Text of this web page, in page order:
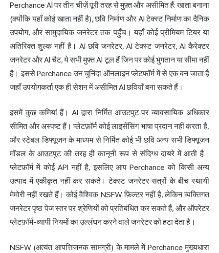
Perchance AI पर तीन चीज़ें पूरी तरह से मुफ़्त और असीमित हैं: खाता बनाना
(क्योंकि यहाँ कोई खाता नहीं है), छवि निर्माण और AI टेक्स्ट निर्माण का दैनिक
उपयोग, और सामुदायिक जनरेटर तक पहुँच। यहाँ कोई प्रीमियम टियर या
अतिरिक्त शुल्क नहीं है। AI छवि जनरेटर, AI टेक्स्ट जनरेटर, AI कैरेक्टर
जनरेटर और AI चैट, ये सभी मुफ़्त AI टूल हैं जिन पर कोई भुगतान या सीमा नहीं
है। इससे Perchance उन चुनिंदा ऑनलाइन प्लेटफॉर्म में से एक बन जाता है
जहाँ उपयोगकर्ता एक ही सेशन में असीमित AI छवियाँ बना सकते हैं।
इसमें कुछ कमियां हैं। AI द्वारा निर्मित आउटपुट पर व्यावसायिक अधिकार
सीमित और अस्पष्ट हैं। प्लेटफ़ॉर्म कोई लाइसेंसिंग भाषा प्रदान नहीं करता है,
और स्टेबल डिफ्यूजन के माध्यम से निर्मित कोई भी छवि अन्य सभी डिफ्यूजन
मॉडल के आउटपुट की तरह ही कानूनी रूप से संदिग्ध दायरे में आती है।
प्लेटफ़ॉर्म में कोई API नहीं है, इसलिए आप Perchance को किसी अन्य
उत्पाद में एकीकृत नहीं कर सकते। टेक्स्ट जनरेटर सत्रों के बीच स्थायी
मेमोरी नहीं रखते हैं। कोई वैश्विक NSFW फ़िल्टर नहीं है, लेकिन व्यक्तिगत
जनरेटर पृष्ठ पेज स्तर पर श्रेणियों को प्रतिबंधित कर सकते हैं, और ऑपरेटर
प्लेटफ़ॉर्म-व्यापी नियमों का उल्लंघन करने वाले जनरेटर को हटा देता है।
NSFW (अत्यंत आपत्तिजनक सामग्री) के मामले में Perchance मुख्यधारा